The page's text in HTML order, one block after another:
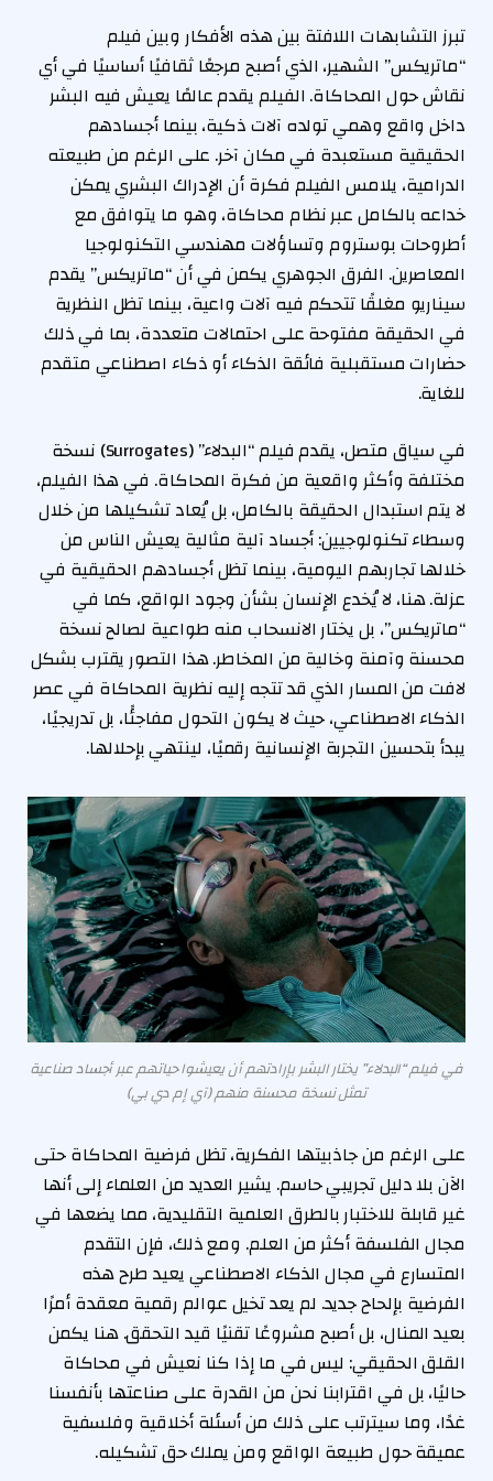
تبرز التشابهات اللافتة بين هذه الأفكار وبين فيلم
“ماتريكس” الشهير، الذي أصبح مرجعًا ثقافيًا أساسيًا في أي
نقاش حول المحاكاة. الفيلم يقدم عالمًا يعيش فيه البشر
داخل واقع وهمي تولده آلات ذكية، بينما أجسادهم
الحقيقية مستعبدة في مكان آخر. على الرغم من طبيعته
الدرامية، يلامس الفيلم فكرة أن الإدراك البشري يمكن
خداعه بالكامل عبر نظام محاكاة، وهو ما يتوافق مع
أطروحات بوستروم وتساؤلات مهندسي التكنولوجيا
المعاصرين. الفرق الجوهري يكمن في أن “ماتريكس” يقدم
سيناريو مغلقًا تتحكم فيه آلات واعية، بينما تظل النظرية
في الحقيقة مفتوحة على احتمالات متعددة، بما في ذلك
حضارات مستقبلية فائقة الذكاء أو ذكاء اصطناعي متقدم
للغاية.
في سياق متصل، يقدم فيلم “البدلاء” (Surrogates) نسخة
مختلفة وأكثر واقعية من فكرة المحاكاة. في هذا الفيلم،
لا يتم استبدال الحقيقة بالكامل، بل يُعاد تشكيلها من خلال
وسطاء تكنولوجيين: أجساد آلية مثالية يعيش الناس من
خلالها تجاربهم اليومية، بينما تظل أجسادهم الحقيقية في
عزلة. هنا، لا يُخدع الإنسان بشأن وجود الواقع، كما في
“ماتريكس”، بل يختار الانسحاب منه طواعية لصالح نسخة
محسنة وآمنة وخالية من المخاطر. هذا التصور يقترب بشكل
لافت من المسار الذي قد تتجه إليه نظرية المحاكاة في عصر
الذكاء الاصطناعي، حيث لا يكون التحول مفاجئًا، بل تدريجيًا،
يبدأ بتحسين التجربة الإنسانية رقميًا، لينتهي بإحلالها.
في فيلم “البدلاء” يختار البشر بإرادتهم أن يعيشوا حياتهم عبر أجساد صناعية
تمثل نسخة محسنة منهم (آي إم دي بي)
على الرغم من جاذبيتها الفكرية، تظل فرضية المحاكاة حتى
الآن بلا دليل تجريبي حاسم. يشير العديد من العلماء إلى أنها
غير قابلة للاختبار بالطرق العلمية التقليدية، مما يضعها في
مجال الفلسفة أكثر من العلم. ومع ذلك، فإن التقدم
المتسارع في مجال الذكاء الاصطناعي يعيد طرح هذه
الفرضية بإلحاح جديد. لم يعد تخيل عوالم رقمية معقدة أمرًا
بعيد المنال، بل أصبح مشروعًا تقنيًا قيد التحقق. هنا يكمن
القلق الحقيقي: ليس في ما إذا كنا نعيش في محاكاة
حاليًا، بل في اقترابنا نحن من القدرة على صناعتها بأنفسنا
غدًا، وما سيترتب على ذلك من أسئلة أخلاقية وفلسفية
عميقة حول طبيعة الواقع ومن يملك حق تشكيله.